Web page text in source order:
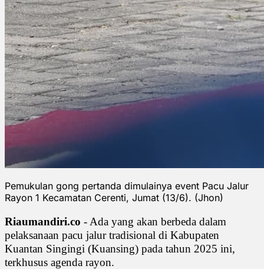
Pemukulan gong pertanda dimulainya event Pacu Jalur
Rayon 1 Kecamatan Cerenti, Jumat (13/6). (Jhon)
Riaumandiri.co - Ada yang akan berbeda dalam
pelaksanaan pacu jalur tradisional di Kabupaten
Kuantan Singingi (Kuansing) pada tahun 2025 ini,
terkhusus agenda rayon.